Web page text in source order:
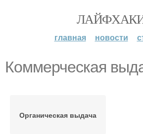
главная новости
Коммерческая
Органическая выдача